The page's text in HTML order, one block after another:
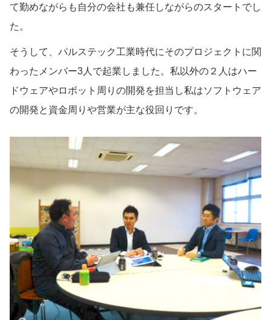
て勤めながらも自分の会社も兼任しながらのスタートでし
た。
そうして、パルステック工業時代にそのプロジェクトに関
わったメンバー3人で起業しました。私以外の２人はハー
ドウェアやロボット周りの開発を担当し私はソフトウェア
の開発と資金周りや営業が主な役回りです。